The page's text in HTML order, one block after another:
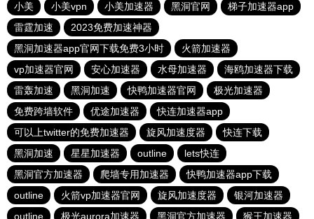
小美
小美vpn 小美加速器 黑洞官网
梯子加速器app
雷霆加速
2023免费加速神器
黑洞加速器app官网下载免费3小时
火箭加速器
vp加速器官网
安心加速器 水母加速器
海鸥加速器下载
雷轰加速
黑洞加速 快鸭加速器官网
极光加速器
免费跨墙软件
优途加速器
快连加速器app
可以上twitter的免费加速器
旋风加速度器
快连下载
黑洞加速
星星加速器 outline
lets快连
黑洞官方加速器
爬墙专用加速器
快鸭加速器app下载
outline
火箭vp加速器官网 旋风加速度器
银河加速器
outline
极光aurora加速器 黑洞官方加速器 猴王加速器